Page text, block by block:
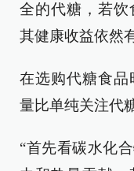
全的代糖，若饮
其健康收益依然
在选购代糖食品
量比单纯关注代
“首先看碳水化